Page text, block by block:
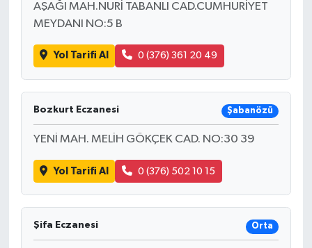
AŞAĞI MAH.NURİ TABANLI CAD.CUMHURİYET
MEYDANI NO:5 B
Yol Tarifi Al 0 (376) 361 20 49
Bozkurt Eczanesi Şabanözü
YENİ MAH. MELİH GÖKÇEK CAD. NO:30 39
Yol Tarifi Al 0 (376) 502 10 15
Şifa Eczanesi Orta